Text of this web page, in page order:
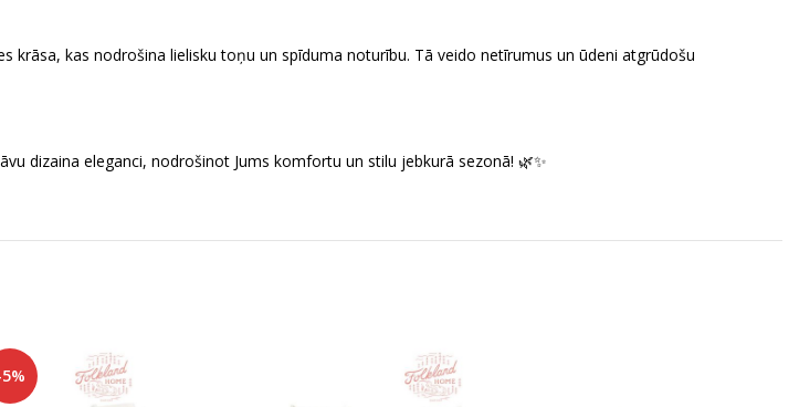
krāsa, kas nodrošina lielisku toņu un spīduma noturību. Tā veido netīrumus un ūdeni atgrūdošu
dizaina eleganci, nodrošinot Jums komfortu un stilu jebkurā sezonā! 🌿✨